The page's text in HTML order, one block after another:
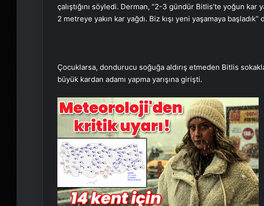
çalıştığını söyledi. Derman, “2-3 gündür Bitlis’te yoğun kar
2 metreye yakın kar yağdı. Biz kışı yeni yaşamaya başladık”
Çocuklarsa, dondurucu soğuğa aldırış etmeden Bitlis
büyük kardan adamı yapma yarışına girişti.